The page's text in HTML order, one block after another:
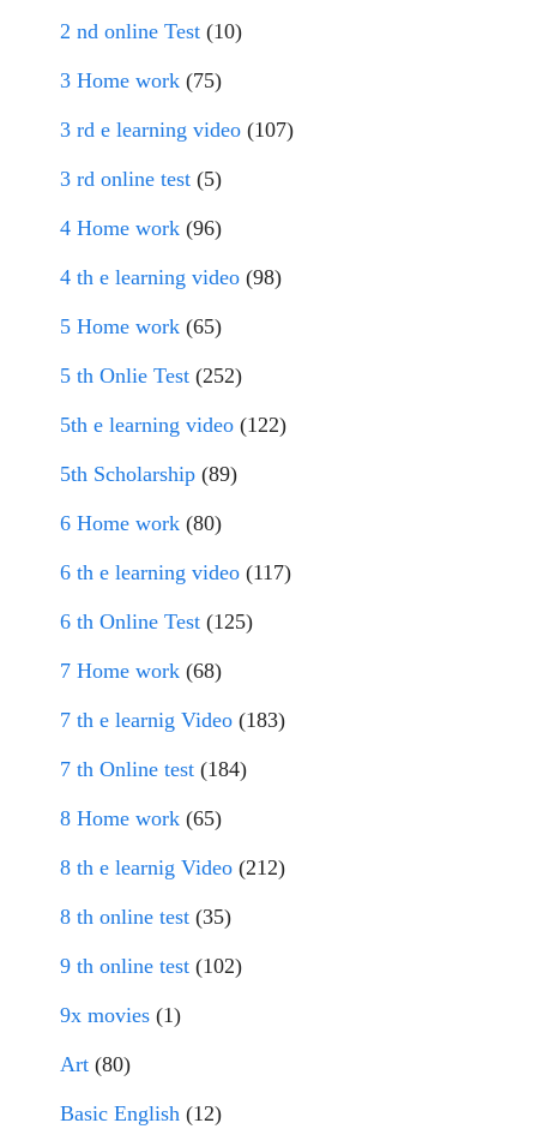
2 nd online Test (10)
3 Home work (75)
3 rd e learning video (107)
3 rd online test (5)
4 Home work (96)
4 th e learning video (98)
5 Home work (65)
5 th Onlie Test (252)
5th e learning video (122)
5th Scholarship (89)
6 Home work (80)
6 th e learning video (117)
6 th Online Test (125)
7 Home work (68)
7 th e learnig Video (183)
7 th Online test (184)
8 Home work (65)
8 th e learnig Video (212)
8 th online test (35)
9 th online test (102)
9x movies (1)
Art (80)
Basic English (12)